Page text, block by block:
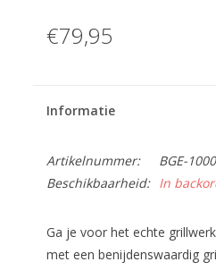
€79,95
Informatie
Artikelnummer:
BGE-
Beschikbaarheid:
In
Ga je voor het echte
met een benijdenswaardig